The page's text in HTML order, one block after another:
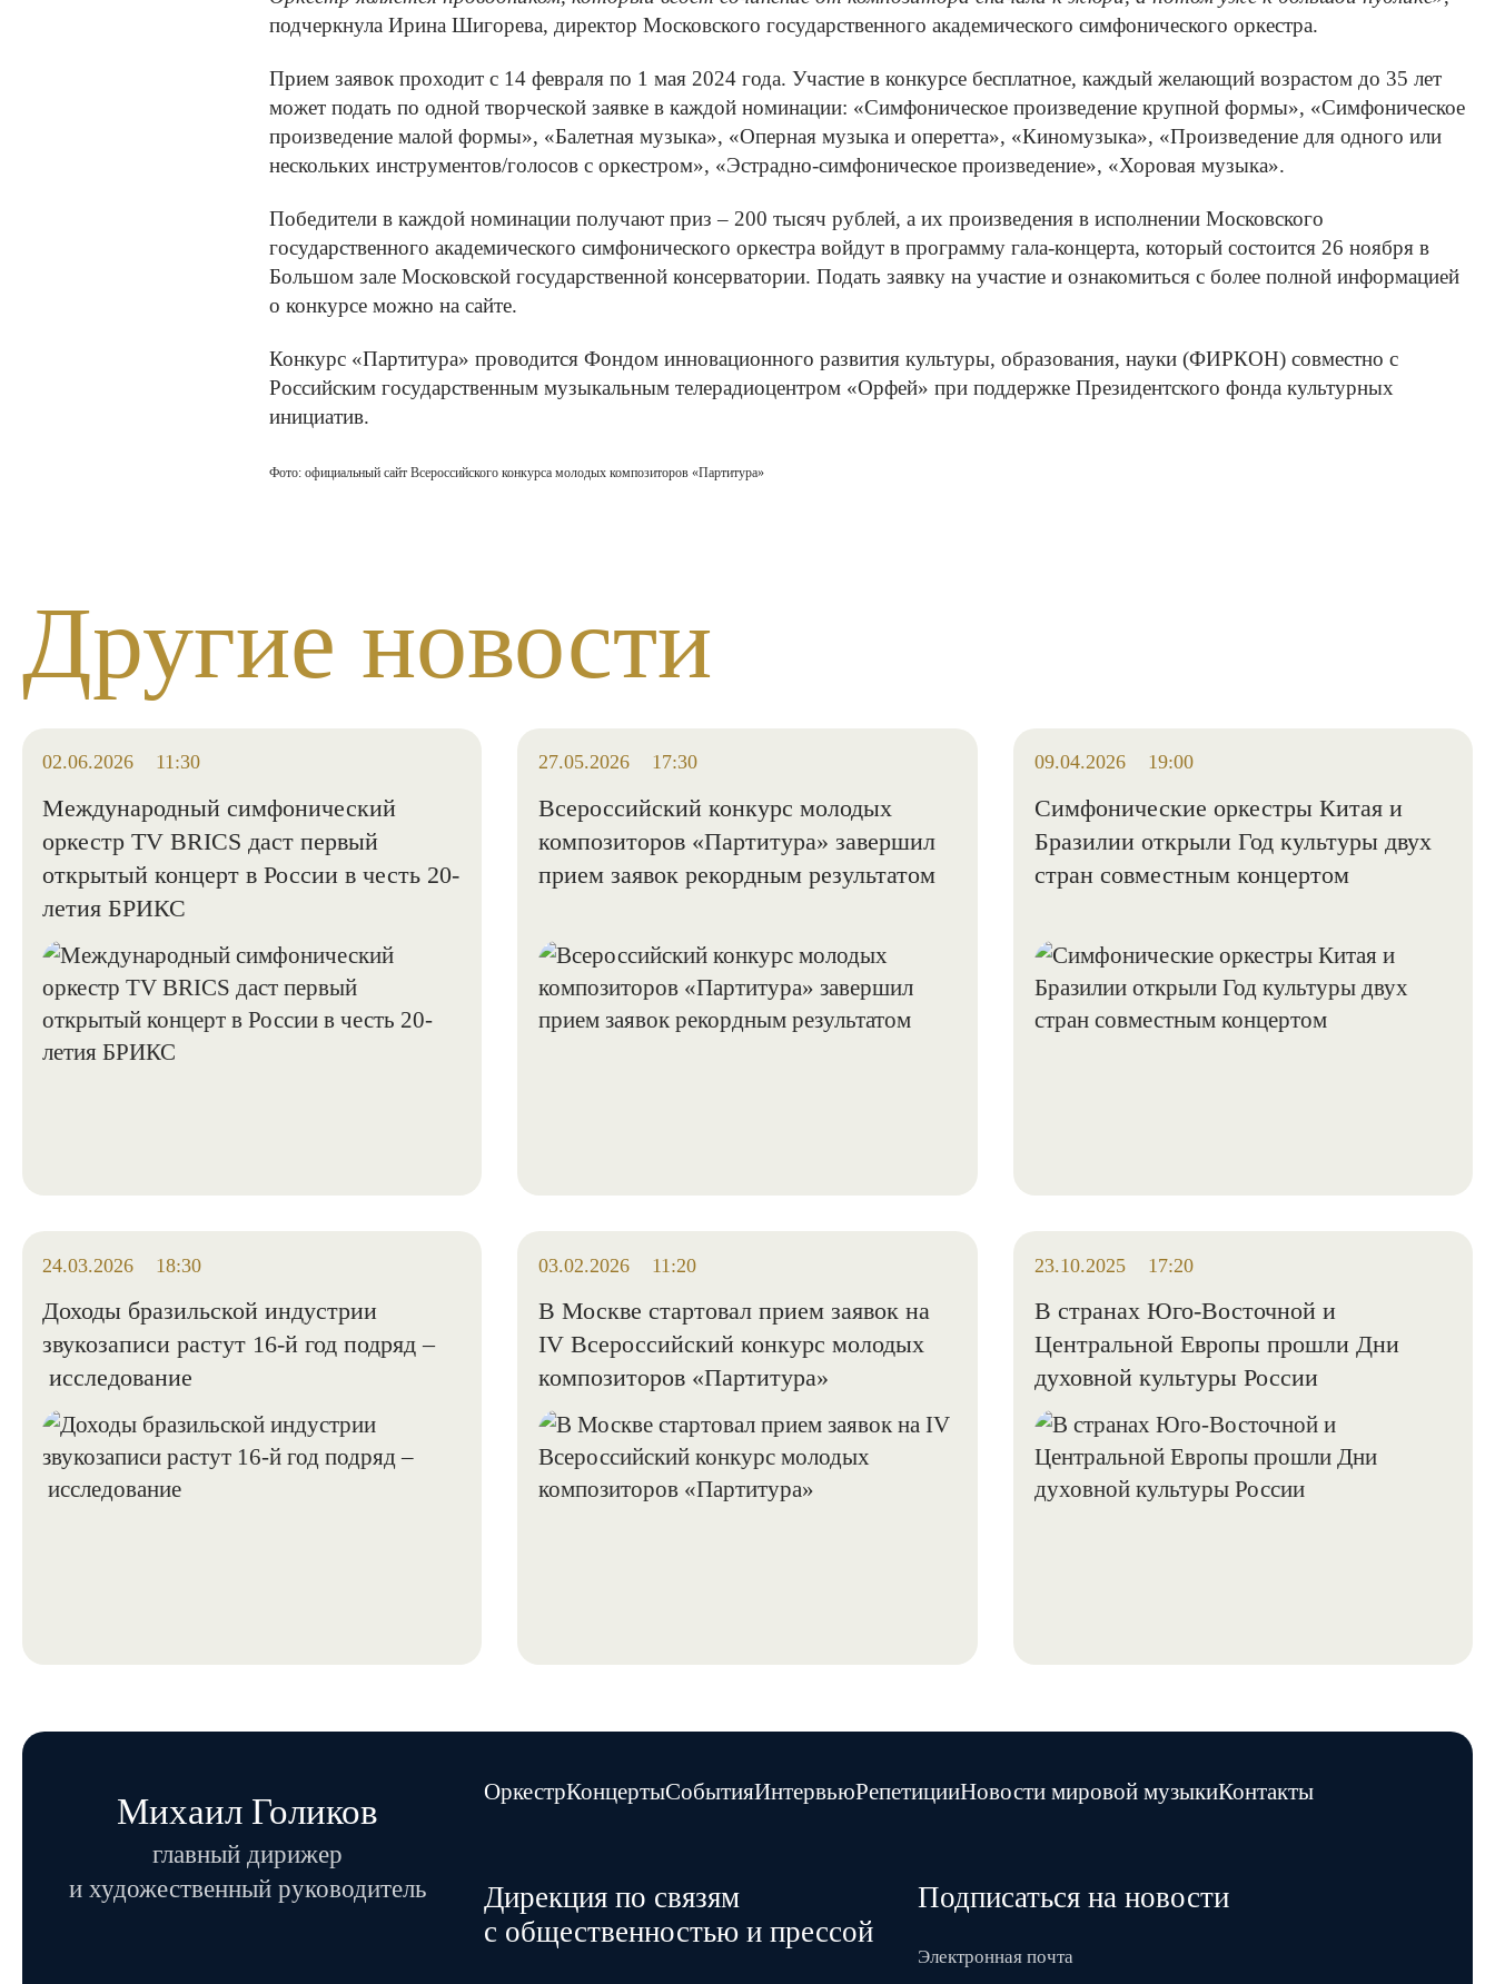
подчеркнула Ирина Шигорева, директор Московского государственного академического симфонического оркестра.
Прием заявок проходит с 14 февраля по 1 мая 2024 года. Участие в конкурсе бесплатное, каждый желающий возрастом до 35 лет
может подать по одной творческой заявке в каждой номинации: «Симфоническое произведение крупной формы», «Симфоническое
произведение малой формы», «Балетная музыка», «Оперная музыка и оперетта», «Киномузыка», «Произведение для одного или
нескольких инструментов/голосов с оркестром», «Эстрадно-симфоническое произведение», «Хоровая музыка».
Победители в каждой номинации получают приз – 200 тысяч рублей, а их произведения в исполнении Московского
государственного академического симфонического оркестра войдут в программу гала-концерта, который состоится 26 ноября в
Большом зале Московской государственной консерватории. Подать заявку на участие и ознакомиться с более полной информацией
о конкурсе можно насайте.
Конкурс «Партитура» проводится Фондом инновационного развития культуры, образования, науки (ФИРКОН) совместно с
Российским государственным музыкальным телерадиоцентром «Орфей» при поддержке Президентского фонда культурных
инициатив.
Фото: официальный сайт Всероссийского конкурса молодых композиторов «Партитура»
Другие новости
02.06.2026 11:30
Международный симфонический
оркестр TV BRICS даст первый
открытый концерт в России в честь 20-
летия БРИКС
27.05.2026 17:30
Всероссийский конкурс молодых
композиторов «Партитура» завершил
прием заявок рекордным результатом
09.04.2026 19:00
Симфонические оркестры Китая и
Бразилии открыли Год культуры двух
стран совместным концертом
24.03.2026 18:30
Доходы бразильской индустрии
звукозаписи растут 16-й год подряд –
исследование
03.02.2026 11:20
В Москве стартовал прием заявок на
IV Всероссийский конкурс молодых
композиторов «Партитура»
23.10.2025 17:20
В странах Юго-Восточной и
Центральной Европы прошли Дни
духовной культуры России
Михаил Голиков
главный дирижер
и художественный руководитель
ОркестрКонцертыСобытияИнтервьюРепетицииНовости мировой музыкиКонтакты
Дирекция по связям
с общественностью и прессой
Подписаться на новости
Электронная почта